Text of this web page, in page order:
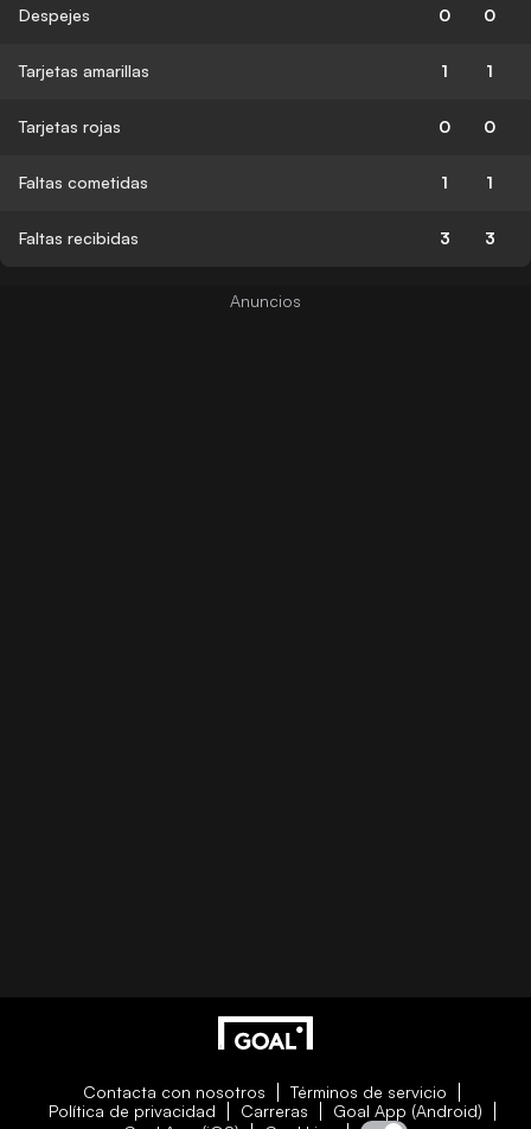
Despejes 0 0
Tarjetas amarillas 1 1
Tarjetas rojas 0 0
Faltas cometidas 1 1
Faltas recibidas 3 3
Contacta con nosotros
Términos de servicio
Política de privacidad
Carreras
Goal App (Android)